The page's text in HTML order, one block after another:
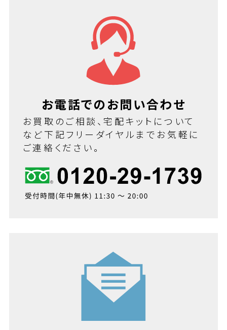
お電話でのお問い合わせ
お買取のご相談、宅配キットについて
など下記フリーダイヤルまでお気軽に
ご連絡ください。